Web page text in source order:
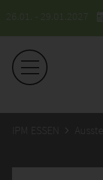
26.01. - 29.01.2027
IPM ESSEN